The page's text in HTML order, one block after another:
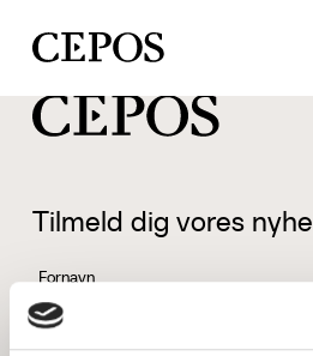
CEPOS logo
Tilmeld dig vores
Fornavn